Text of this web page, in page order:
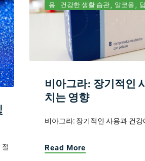
용
건강한 생활 습관 알코올
비아그라: 장기적인
치는 영향
비아그라: 장기적인 사용과 건
Read More